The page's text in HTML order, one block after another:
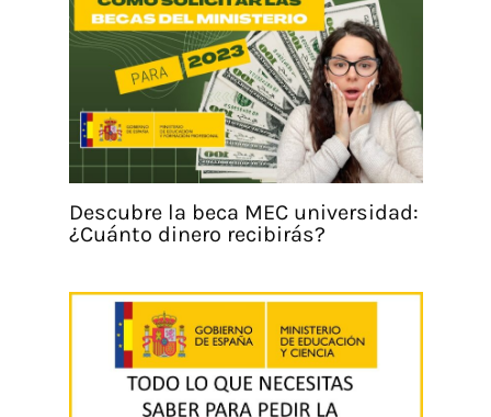
Descubre la beca MEC universidad:
¿Cuánto dinero recibirás?